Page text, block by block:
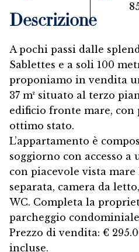
Descrizione
A pochi passi dalle
Sablettes e a soli 100
proponiamo in vendita
37 m² situato al terzo
edificio fronte mare,
ottimo stato.
L’appartamento è
soggiorno con accesso a
con piacevole vista
separata, camera da
WC. Completa la
parcheggio
Prezzo di vendita: €
incluse.